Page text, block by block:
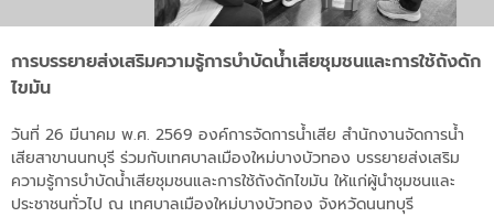
การบรรยายส่งเสริมความรู้การบำบัดน้ำเสียชุมชนและการใช้ถังดัก
ไขมัน
วันที่ 26 มีนาคม พ.ศ. 2569 องค์การจัดการน้ำเสีย สำนักงานจัดการน้ำ
เสียสาขานนทบุรี ร่วมกับเทศบาลเมืองใหม่บางบัวทอง บรรยายส่งเสริม
ความรู้การบำบัดน้ำเสียชุมชนและการใช้ถังดักไขมัน ให้แก่ผู้นำชุมชนและ
ประชาชนทั่วไป ณ เทศบาลเมืองใหม่บางบัวทอง จังหวัดนนทบุรี